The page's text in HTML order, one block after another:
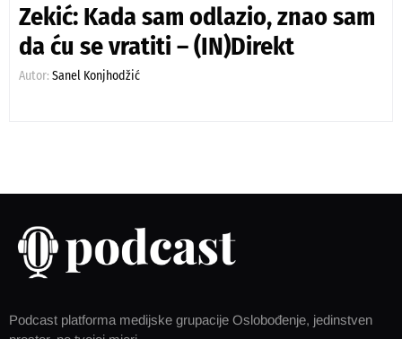
Zekić: Kada sam odlazio, znao sam
da ću se vratiti – (IN)Direkt
Autor: Sanel Konjhodžić
Podcast platforma medijske grupacije Oslobođenje, jedinstven